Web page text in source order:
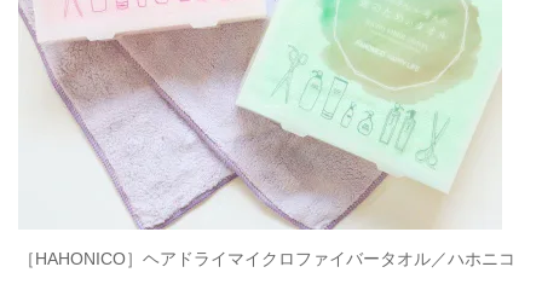
［HAHONICO］ヘアドライマイクロファイバータオル／ハホニコ